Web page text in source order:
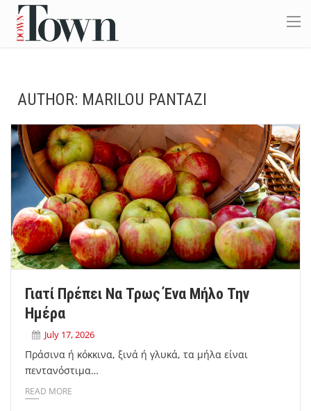
AUTHOR: MARILOU PANTAZI
Γιατί Πρέπει Να Τρως Ένα Μήλο Την
Ημέρα
July 17, 2026
Πράσινα ή κόκκινα, ξινά ή γλυκά, τα μήλα είναι
πεντανόστιμα…
READ MORE